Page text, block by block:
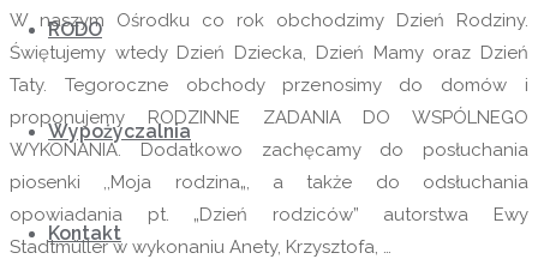
RODO
Wypożyczalnia
Kontakt
W naszym Ośrodku co rok obchodzimy Dzień Rodziny.
Świętujemy wtedy Dzień Dziecka, Dzień Mamy oraz Dzień
Taty. Tegoroczne obchody przenosimy do domów i
proponujemy RODZINNE ZADANIA DO WSPÓLNEGO
WYKONANIA. Dodatkowo zachęcamy do posłuchania
piosenki ,,Moja rodzina„, a także do odsłuchania
opowiadania pt. „Dzień rodziców” autorstwa Ewy
Stadtmüller w wykonaniu Anety, Krzysztofa, …